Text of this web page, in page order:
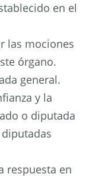
en el
las mociones
órgano.
general.
y la
o diputada
respuesta en